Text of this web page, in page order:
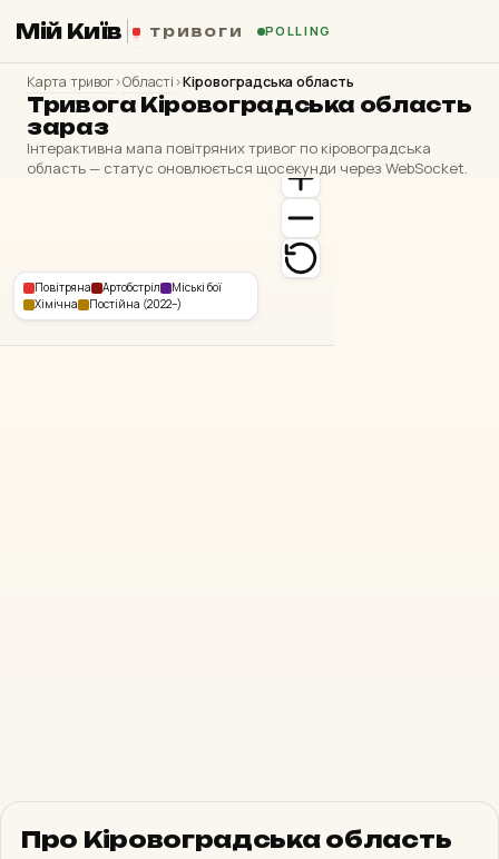
Мій Київ тривоги POLLING
Карта тривог›Області›Кіровоградська область
Тривога Кіровоградська область
зараз
Інтерактивна мапа повітряних тривог по кіровоградська
область — статус оновлюється щосекунди через WebSocket.
Повітряна Артобстріл
Міські бої
Хімічна
Постійна (2022–)
КИЇВ І СУСІДИ оновлено 18 с тому · 6 регіонів
Про Кіровоградська область